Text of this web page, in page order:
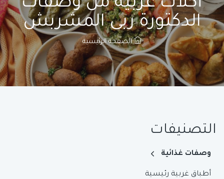
أكلات عربية من وصفات
الدكتورة ربى المشربش
الصفحة الرئيسية
التصنيفات
وصفات غذائية
أطباق غربية رئيسية